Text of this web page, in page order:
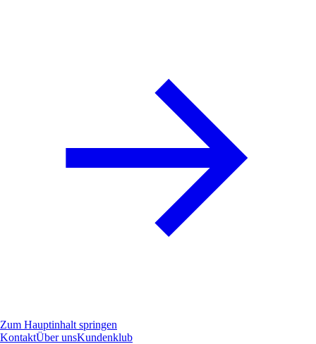
Zum Hauptinhalt springen
KontaktÜber unsKundenklub